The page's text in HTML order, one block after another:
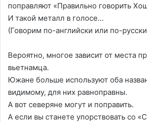
поправляют «Правильно говорить
И такой металл в голосе…
(Говорим по-английски или по-
Вероятно, многое зависит от места
вьетнамца.
Южане больше используют оба
видимому, для них равноправны.
А вот северяне могут и поправить.
А если вы станете упорствовать со